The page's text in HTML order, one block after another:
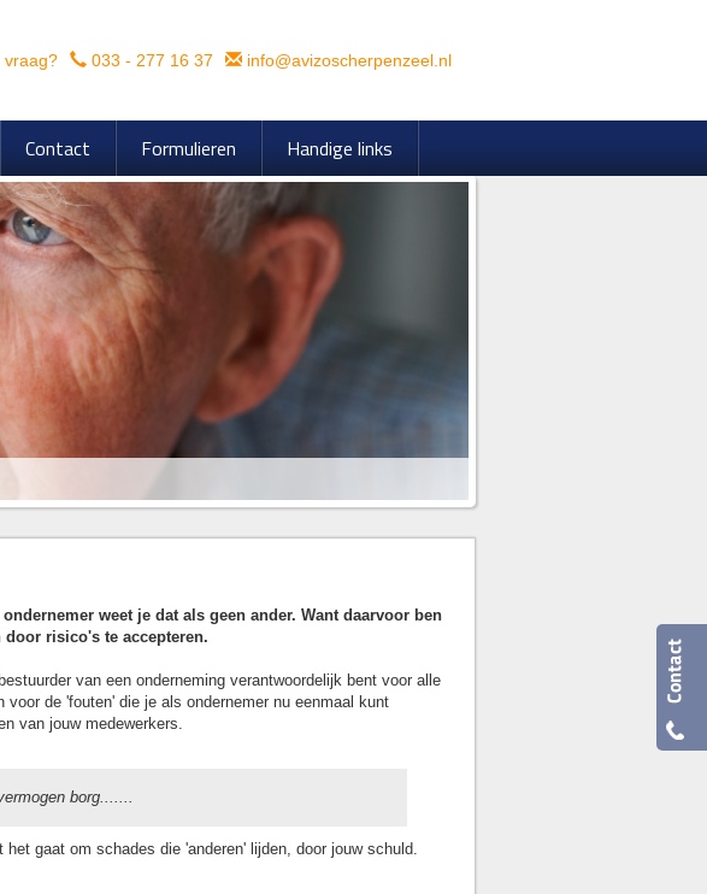
vraag? 033 - 277 16 37 info@avizoscherpenzeel.nl
Contact Formulieren Handige links
weet je dat als geen ander. Want daarvoor ben
risico's te accepteren.
van een onderneming verantwoordelijk bent voor alle
de 'fouten' die je als ondernemer nu eenmaal kunt
van jouw medewerkers.
borg.......
gaat om schades die 'anderen' lijden, door jouw schuld.